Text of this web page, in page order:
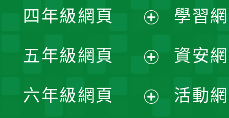
單
選
單
開
選
單
四年級網頁
開
選
五年級網頁
開
六年級網頁
學習
資安
活動